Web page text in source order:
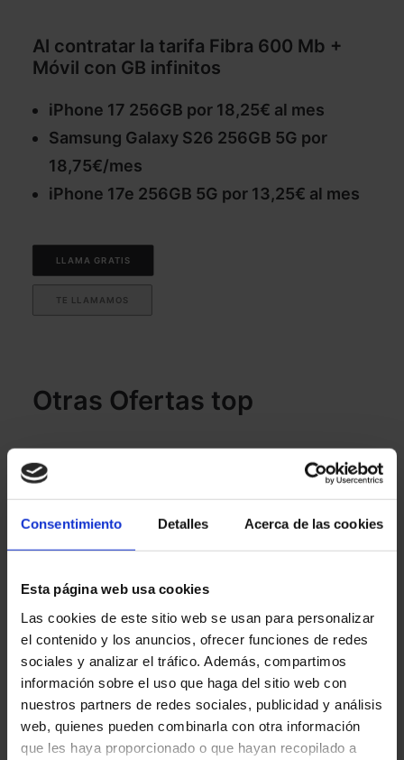
Consentimiento Detalles Acerca de las cookies
Esta página web usa cookies
Las cookies de este sitio web se usan para personalizar
el contenido y los anuncios, ofrecer funciones de redes
sociales y analizar el tráfico. Además, compartimos
información sobre el uso que haga del sitio web con
nuestros partners de redes sociales, publicidad y análisis
web, quienes pueden combinarla con otra información
que les haya proporcionado o que hayan recopilado a
Al contratar la tarifa Fibra 600 Mb +
Móvil con GB infinitos
iPhone 17 256GB por 18,25€ al mes
Samsung Galaxy S26 256GB 5G por
18,75€/mes
iPhone 17e 256GB 5G por 13,25€ al mes
LLAMA GRATIS
TE LLAMAMOS
Otras Ofertas top